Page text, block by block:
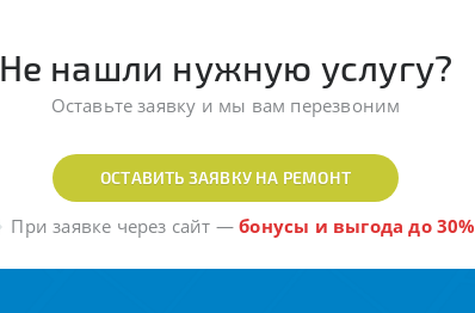
Не нашли нужную услугу?
Оставьте заявку и мы вам перезвоним
ОСТАВИТЬ ЗАЯВКУ НА РЕМОНТ
При заявке через сайт —бонусы и выгода до 30%